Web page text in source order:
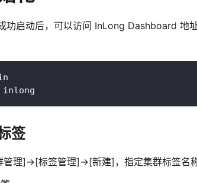
功启动后，可以访问 InLong Dashboard 地
inlong
签
管理] ->[标签管理] ->[新建] ，指定集群标签名